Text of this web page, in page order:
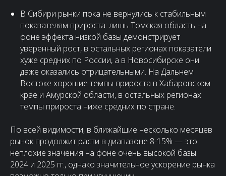
В Сибири рынки пока не вернулись к стабильным
показателям прироста: лишь Томская область на
фоне эффекта низкой базы демонстрирует
уверенный рост, в остальных регионах показатели
хуже средних по России, а в Новосибирске они
даже оказались отрицательными. На Дальнем
Востоке хорошие темпы прироста в Хабаровском
крае и Амурской области, в остальных регионах
темпы прироста ниже средних по стране.
По всей видимости, в ближайшие несколько месяцев
рынок продолжит расти в диапазоне 8-15% — это
неплохие значения на фоне очень высокой базы
2024 и 2025 гг., однако значительное ускорение рынка